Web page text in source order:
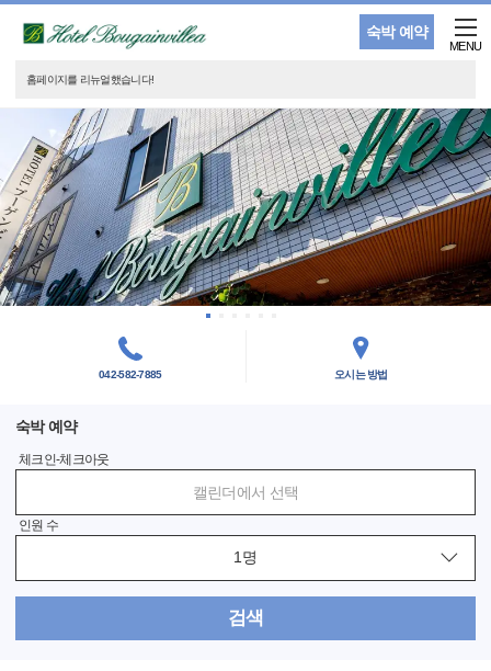
숙박 예약
MENU
홈페이지를 리뉴얼했습니다!
042-582-7885 오시는 방법
숙박 예약
체크인-체크아웃
캘린더에서 선택
인원 수
검색